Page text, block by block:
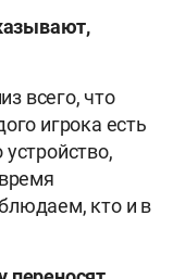
всего, что
игрока есть
кто и в